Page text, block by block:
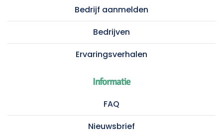
Bedrijf aanmelden
Bedrijven
Ervaringsverhalen
Informatie
FAQ
Nieuwsbrief